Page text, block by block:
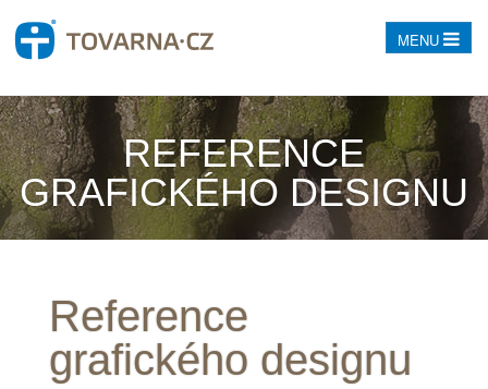
MENU
REFERENCE
GRAFICKÉHO DESIGNU
Reference
grafického designu